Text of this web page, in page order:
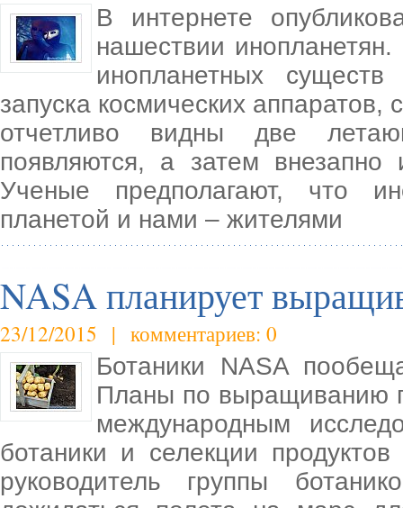
В интернете
нашествии
инопланетных
запуска космических аппаратов,
отчетливо видны две
появляются, а затем внезапно
Ученые предполагают, что
планетой и нами – жителями
NASA планирует
23/12/2015 | комментариев: 0
Ботаники NASA
Планы по выращиванию
международным
ботаники и селекции
руководитель группы